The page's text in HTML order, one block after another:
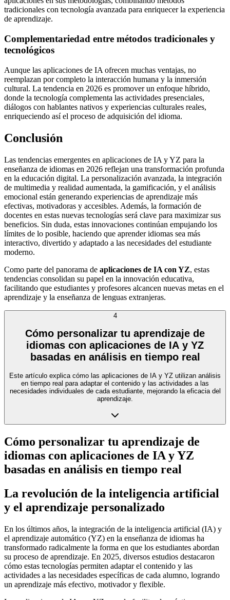
tradicionales con tecnología avanzada para enriquecer la experiencia
de aprendizaje.
Complementariedad entre métodos tradicionales y
tecnológicos
Aunque las aplicaciones de IA ofrecen muchas ventajas, no
reemplazan por completo la interacción humana y la inmersión
cultural. La tendencia en 2026 es promover un enfoque híbrido,
donde la tecnología complementa las actividades presenciales,
diálogos con hablantes nativos y experiencias culturales reales,
enriqueciendo así el proceso de adquisición del idioma.
Conclusión
Las tendencias emergentes en aplicaciones de IA y YZ para la
enseñanza de idiomas en 2026 reflejan una transformación profunda
en la educación digital. La personalización avanzada, la integración
de multimedia y realidad aumentada, la gamificación, y el análisis
emocional están generando experiencias de aprendizaje más
efectivas, motivadoras y accesibles. Además, la formación de
docentes en estas nuevas tecnologías será clave para maximizar sus
beneficios. Sin duda, estas innovaciones continúan empujando los
límites de lo posible, haciendo que aprender idiomas sea más
interactivo, divertido y adaptado a las necesidades del estudiante
moderno.
Como parte del panorama de aplicaciones de IA con YZ, estas
tendencias consolidan su papel en la innovación educativa,
facilitando que estudiantes y profesores alcancen nuevas metas en el
aprendizaje y la enseñanza de lenguas extranjeras.
4
Cómo personalizar tu aprendizaje de
idiomas con aplicaciones de IA y YZ
basadas en análisis en tiempo real
Este artículo explica cómo las aplicaciones de IA y YZ utilizan análisis
en tiempo real para adaptar el contenido y las actividades a las
necesidades individuales de cada estudiante, mejorando la eficacia del
aprendizaje.
Cómo personalizar tu aprendizaje de
idiomas con aplicaciones de IA y YZ
basadas en análisis en tiempo real
La revolución de la inteligencia artificial
y el aprendizaje personalizado
En los últimos años, la integración de la inteligencia artificial (IA) y
el aprendizaje automático (YZ) en la enseñanza de idiomas ha
transformado radicalmente la forma en que los estudiantes abordan
su proceso de aprendizaje. En 2025, diversos estudios destacaron
cómo estas tecnologías permiten adaptar el contenido y las
actividades a las necesidades específicas de cada alumno, logrando
un aprendizaje más efectivo, motivador y flexible.